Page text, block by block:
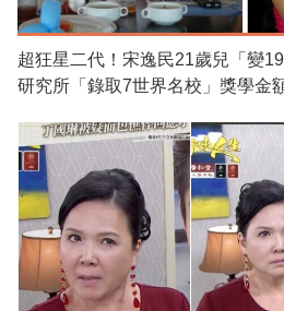
超狂星二代！宋逸民21歲兒「變
研究所「錄取7世界名校」獎學金